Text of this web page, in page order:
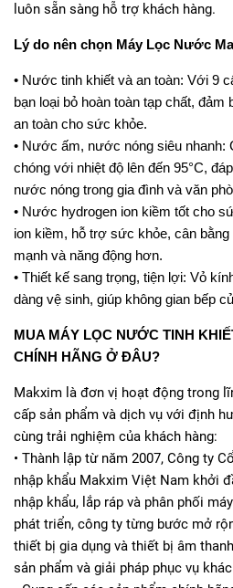
luôn sẵn sàng hỗ trợ khách hàng.
Lý do nên chọn Máy Lọc Nước
• Nước tinh khiết và an toàn: Với 9
bạn loại bỏ hoàn toàn tạp chất,
an toàn cho sức khỏe.
• Nước ấm, nước nóng siêu nhanh:
chóng với nhiệt độ lên đến 95°C,
nước nóng trong gia đình và văn
• Nước hydrogen ion kiềm tốt cho
ion kiềm, hỗ trợ sức khỏe, cân
mạnh và năng động hơn.
• Thiết kế sang trọng, tiện lợi: Vỏ
dàng vệ sinh, giúp không gian bếp
MUA MÁY LỌC NƯỚC TINH
CHÍNH HÃNG Ở ĐÂU?
Makxim là đơn vị hoạt động trong
cấp sản phẩm và dịch vụ với định
cùng trải nghiệm của khách hàng:
• Thành lập từ năm 2007, Công ty
nhập khẩu Makxim Việt Nam khởi
nhập khẩu, lắp ráp và phân phối
phát triển, công ty từng bước mở
thiết bị gia dụng và thiết bị âm
sản phẩm và giải pháp phục vụ